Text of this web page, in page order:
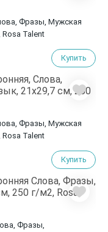
Фразы, Мужская
Rosa Talent
Купить
Фразы, Мужская
Rosa Talent
Купить
Фразы,